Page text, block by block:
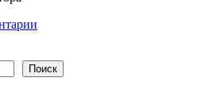
Поиск